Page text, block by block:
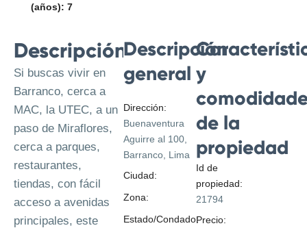
(años): 7
Descripción
Si buscas vivir en
Barranco, cerca a
MAC, la UTEC, a un
paso de Miraflores,
cerca a parques,
restaurantes,
tiendas, con fácil
acceso a avenidas
principales, este
Descripción
general
Dirección:
Buenaventura
Aguirre al 100,
Barranco, Lima
Ciudad:
Zona:
Estado/Condado:
y
de la
propiedad
Id de
propiedad:
21794
Precio: